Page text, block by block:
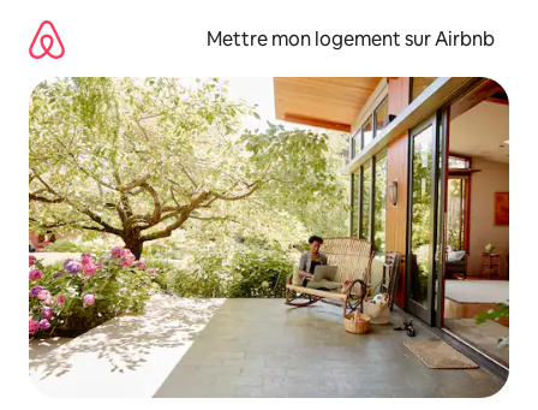
directement
contenu
Mettre mon logement sur Airbnb